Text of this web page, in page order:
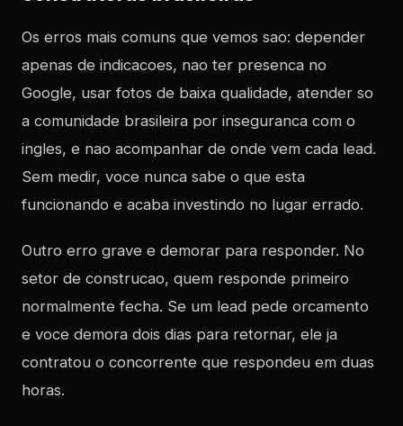
Os erros mais comuns que vemos sao: depender
apenas de indicacoes, nao ter presenca no
Google, usar fotos de baixa qualidade, atender so
a comunidade brasileira por inseguranca com o
ingles, e nao acompanhar de onde vem cada lead.
Sem medir, voce nunca sabe o que esta
funcionando e acaba investindo no lugar errado.
Outro erro grave e demorar para responder. No
setor de construcao, quem responde primeiro
normalmente fecha. Se um lead pede orcamento
e voce demora dois dias para retornar, ele ja
contratou o concorrente que respondeu em duas
horas.